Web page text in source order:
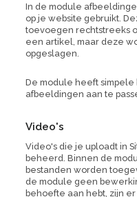
In de module
op je website gebruikt.
toevoegen rechtstreeks
een artikel, maar deze
opgeslagen.
De module heeft
afbeeldingen aan te
Video's
Video's die je uploadt in
beheerd. Binnen de
bestanden worden
de module geen
behoefte aan hebt, zijn